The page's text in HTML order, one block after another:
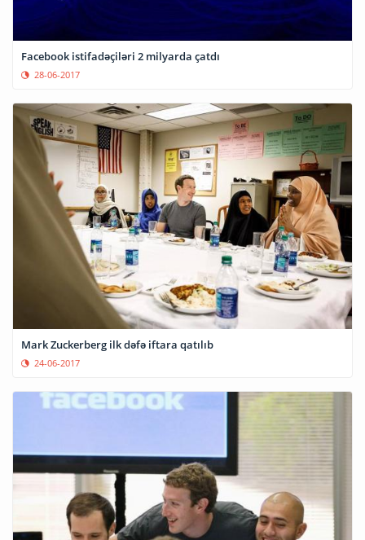
Facebook istifadəçiləri 2 milyarda çatdı
28-06-2017
Mark Zuckerberg ilk dəfə iftara qatılıb
24-06-2017